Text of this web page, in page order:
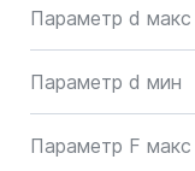
Параметр d макс
Параметр d мин
Параметр F макс